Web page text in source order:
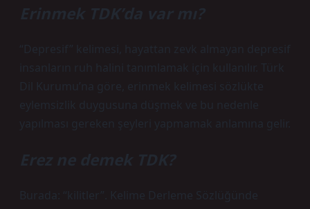
Erinmek TDK’da var mı?
“Depresif” kelimesi, hayattan zevk almayan depresif
insanların ruh halini tanımlamak için kullanılır. Türk
Dil Kurumu’na göre, erinmek kelimesi sözlükte
eylemsizlik duygusuna düşmek ve bu nedenle
yapılması gereken şeyleri yapmamak anlamına gelir.
Erez ne demek TDK?
Burada: “kilitler”. Kelime Derleme Sözlüğünde